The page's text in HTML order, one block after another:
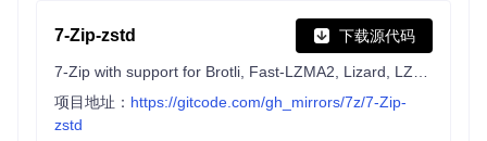
7-Zip-zstd 下载源代码
项目地址： https://gitcode.com/gh_mirrors/7z/7-Zip-
zstd